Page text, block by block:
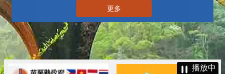
更多
播放中